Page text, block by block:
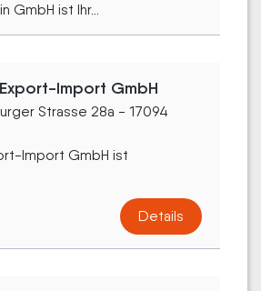
GmbH ist Ihr...
Export-Import GmbH
Strasse 28a - 17094
Import GmbH ist
Details